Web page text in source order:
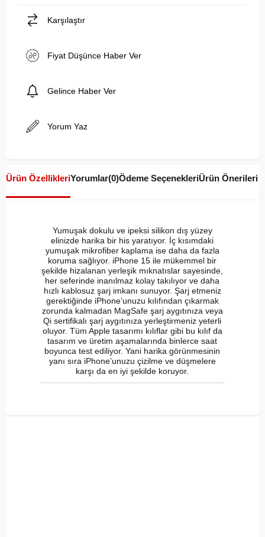
Karşılaştır
Fiyat Düşünce Haber Ver
Gelince Haber Ver
Yorum Yaz
Ürün ÖzellikleriYorumlar(0)Ödeme SeçenekleriÜrün Önerileri
Yumuşak dokulu ve ipeksi silikon dış yüzey
elinizde harika bir his yaratıyor. İç kısımdaki
yumuşak mikrofiber kaplama ise daha da fazla
koruma sağlıyor. iPhone 15 ile mükemmel bir
şekilde hizalanan yerleşik mıknatıslar sayesinde,
her seferinde inanılmaz kolay takılıyor ve daha
hızlı kablosuz şarj imkanı sunuyor. Şarj etmeniz
gerektiğinde iPhone’unuzu kılıfından çıkarmak
zorunda kalmadan MagSafe şarj aygıtınıza veya
Qi sertifikalı şarj aygıtınıza yerleştirmeniz yeterli
oluyor. Tüm Apple tasarımı kılıflar gibi bu kılıf da
tasarım ve üretim aşamalarında binlerce saat
boyunca test ediliyor. Yani harika görünmesinin
yanı sıra iPhone’unuzu çizilme ve düşmelere
karşı da en iyi şekilde koruyor.